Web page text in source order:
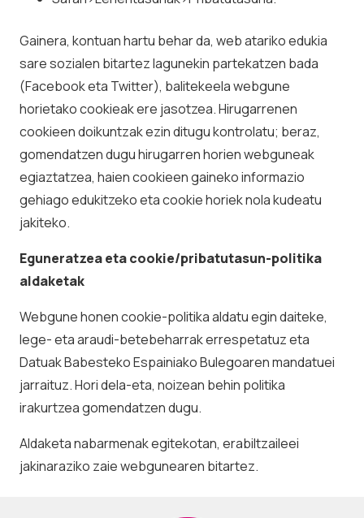
Gainera, kontuan hartu behar da, web atariko edukia
sare sozialen bitartez lagunekin partekatzen bada
(Facebook eta Twitter), balitekeela webgune
horietako cookieak ere jasotzea. Hirugarrenen
cookieen doikuntzak ezin ditugu kontrolatu; beraz,
gomendatzen dugu hirugarren horien webguneak
egiaztatzea, haien cookieen gaineko informazio
gehiago edukitzeko eta cookie horiek nola kudeatu
jakiteko.
Eguneratzea eta cookie/pribatutasun-politika
aldaketak
Webgune honen cookie-politika aldatu egin daiteke,
lege- eta araudi-betebeharrak errespetatuz eta
Datuak Babesteko Espainiako Bulegoaren mandatuei
jarraituz. Hori dela-eta, noizean behin politika
irakurtzea gomendatzen dugu.
Aldaketa nabarmenak egitekotan, erabiltzaileei
jakinaraziko zaie webgunearen bitartez.